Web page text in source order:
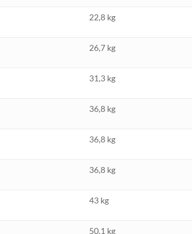
22,8 kg
26,7 kg
31,3 kg
36,8 kg
36,8 kg
36,8 kg
43 kg
50,1 kg